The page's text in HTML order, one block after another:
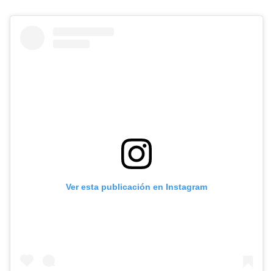
Ver esta publicación en Instagram